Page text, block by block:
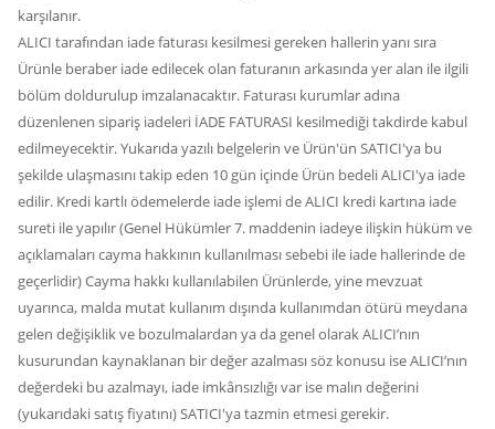
karşılanır.
ALICI tarafından iade faturası kesilmesi gereken hallerin yanı sıra
Ürünle beraber iade edilecek olan faturanın arkasında yer alan ile ilgili
bölüm doldurulup imzalanacaktır. Faturası kurumlar adına
düzenlenen sipariş iadeleri İADE FATURASI kesilmediği takdirde kabul
edilmeyecektir. Yukarıda yazılı belgelerin ve Ürün'ün SATICI'ya bu
şekilde ulaşmasını takip eden 10 gün içinde Ürün bedeli ALICI'ya iade
edilir. Kredi kartlı ödemelerde iade işlemi de ALICI kredi kartına iade
sureti ile yapılır (Genel Hükümler 7. maddenin iadeye ilişkin hüküm ve
açıklamaları cayma hakkının kullanılması sebebi ile iade hallerinde de
geçerlidir) Cayma hakkı kullanılabilen Ürünlerde, yine mevzuat
uyarınca, malda mutat kullanım dışında kullanımdan ötürü meydana
gelen değişiklik ve bozulmalardan ya da genel olarak ALICI’nın
kusurundan kaynaklanan bir değer azalması söz konusu ise ALICI’nın
değerdeki bu azalmayı, iade imkânsızlığı var ise malın değerini
(yukarıdaki satış fiyatını) SATICI'ya tazmin etmesi gerekir.